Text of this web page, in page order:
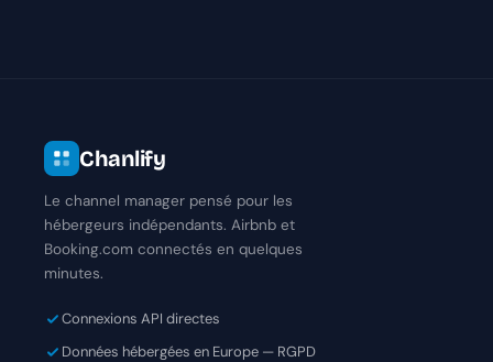
Chanlify
Le channel manager pensé pour les
hébergeurs indépendants. Airbnb et
Booking.com connectés en quelques
minutes.
Connexions API directes
Données hébergées en Europe — RGPD